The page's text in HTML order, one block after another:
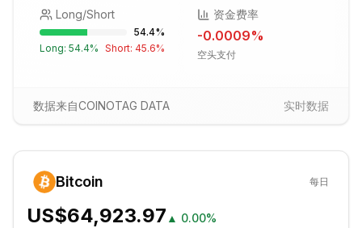
Long/Short
54.4%
Long: 54.4% Short: 45.6%
资金费率
-0.0009%
空头支付
数据来自COINOTAG DATA 实时数据
Bitcoin 每日
US$64,923.97 ▲ 0.00%